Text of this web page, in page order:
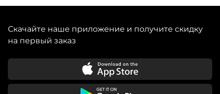
Скачайте наше приложение и получите скидку
на первый заказ